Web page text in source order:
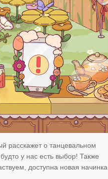
расскажет о танцевальном
у нас есть выбор! Также
доступна новая начинка